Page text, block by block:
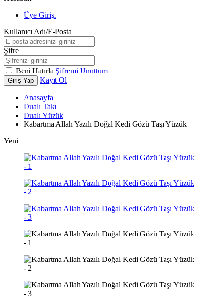
Üye Girişi
Kullanıcı Adı/E-Posta
Şifre
Beni Hatırla Şifremi Unuttum
Giriş Yap Kayıt Ol
Anasayfa
Dualı Takı
Dualı Yüzük
Kabartma Allah Yazılı Doğal Kedi Gözü Taşı Yüzük
Yeni